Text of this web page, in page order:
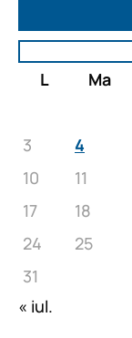
L Ma
3
4
10
11
17
18
24
25
31
« iul.